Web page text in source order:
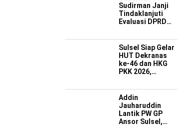
Sudirman Janji
Tindaklanjuti
Evaluasi DPRD
Buruk OPD
Sulsel Siap Gelar
HUT Dekranas
ke-46 dan HKG
PKK 2026,
Promosi Wastra-
Kriya hingga
Dongkrak
Ekonomi Daerah
Addin
Jauharuddin
Lantik PW GP
Ansor Sulsel,